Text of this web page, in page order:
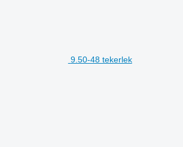
9.50-48 tekerlek